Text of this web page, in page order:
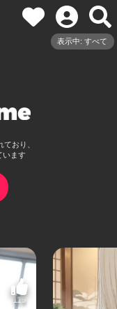
表示中: すべて
おり、
います
119